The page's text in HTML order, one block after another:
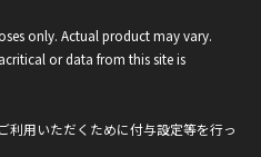
only. Actual product may vary.
or data from this site is
用いただくために付与設定等を行っ